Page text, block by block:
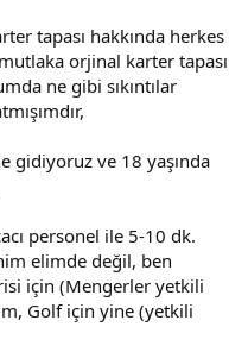
tapası hakkında herkes
orjinal karter tapası
ne gibi sıkıntılar
gidiyoruz ve 18 yaşında
personel ile 5-10 dk.
elimde değil, ben
için (Mengerler yetkili
Golf için yine (yetkili